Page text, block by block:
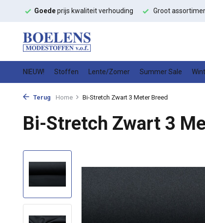
Goedeprijs kwaliteit verhouding Groot
NIEUW! Stoffen Lente/Zomer Summer Sale
Terug Home Bi-Stretch Zwart 3 Meter Breed
Bi-Stretch Zwart 3